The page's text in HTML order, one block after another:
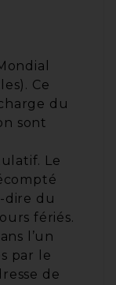
Ce
du
sont
Le
dire du
fériés.
l’un
par le
de